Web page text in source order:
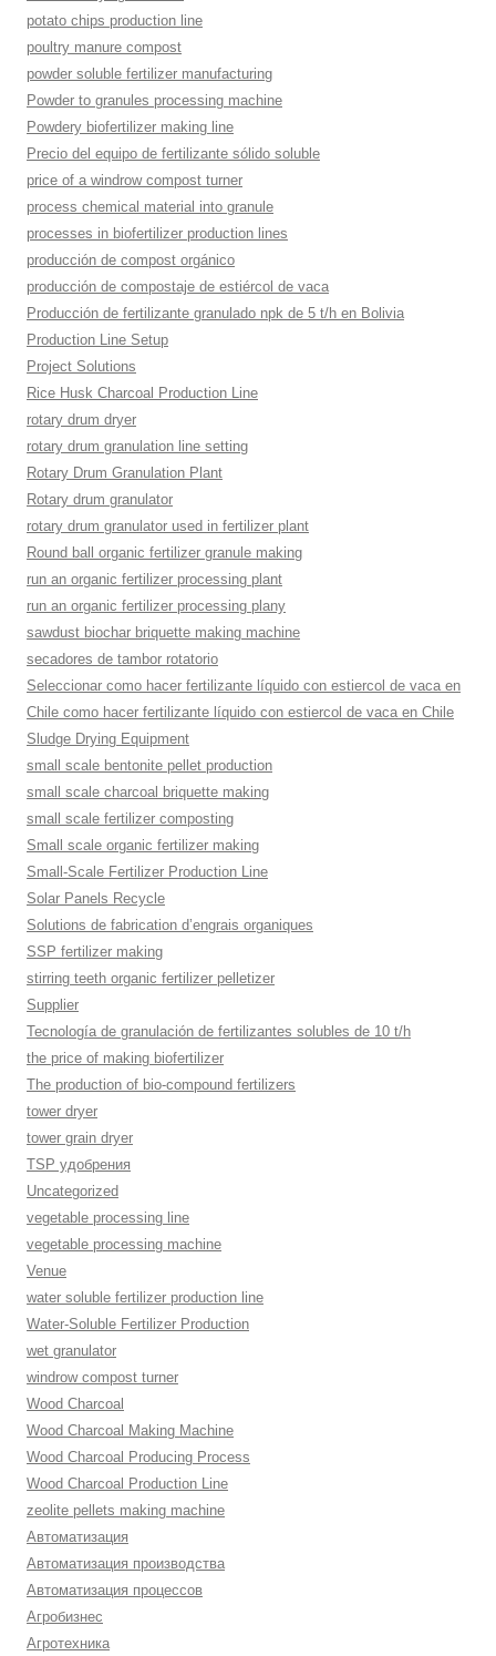
potato chips production line
poultry manure compost
powder soluble fertilizer manufacturing
Powder to granules processing machine
Powdery biofertilizer making line
Precio del equipo de fertilizante sólido soluble
price of a windrow compost turner
process chemical material into granule
processes in biofertilizer production lines
producción de compost orgánico
producción de compostaje de estiércol de vaca
Producción de fertilizante granulado npk de 5 t/h en Bolivia
Production Line Setup
Project Solutions
Rice Husk Charcoal Production Line
rotary drum dryer
rotary drum granulation line setting
Rotary Drum Granulation Plant
Rotary drum granulator
rotary drum granulator used in fertilizer plant
Round ball organic fertilizer granule making
run an organic fertilizer processing plant
run an organic fertilizer processing plany
sawdust biochar briquette making machine
secadores de tambor rotatorio
Seleccionar como hacer fertilizante líquido con estiercol de vaca en
Chile como hacer fertilizante líquido con estiercol de vaca en Chile
Sludge Drying Equipment
small scale bentonite pellet production
small scale charcoal briquette making
small scale fertilizer composting
Small scale organic fertilizer making
Small-Scale Fertilizer Production Line
Solar Panels Recycle
Solutions de fabrication d’engrais organiques
SSP fertilizer making
stirring teeth organic fertilizer pelletizer
Supplier
Tecnología de granulación de fertilizantes solubles de 10 t/h
the price of making biofertilizer
The production of bio-compound fertilizers
tower dryer
tower grain dryer
TSP удобрения
Uncategorized
vegetable processing line
vegetable processing machine
Venue
water soluble fertilizer production line
Water-Soluble Fertilizer Production
wet granulator
windrow compost turner
Wood Charcoal
Wood Charcoal Making Machine
Wood Charcoal Producing Process
Wood Charcoal Production Line
zeolite pellets making machine
Автоматизация
Автоматизация производства
Автоматизация процессов
Агробизнес
Агротехника